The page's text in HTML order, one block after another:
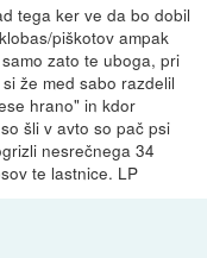
tega ker ve da bo dobil
piškotov ampak
zato te uboga, pri
že med sabo razdelil
hrano" in kdor
šli v avto so pač psi
nesrečnega 34
te lastnice. LP